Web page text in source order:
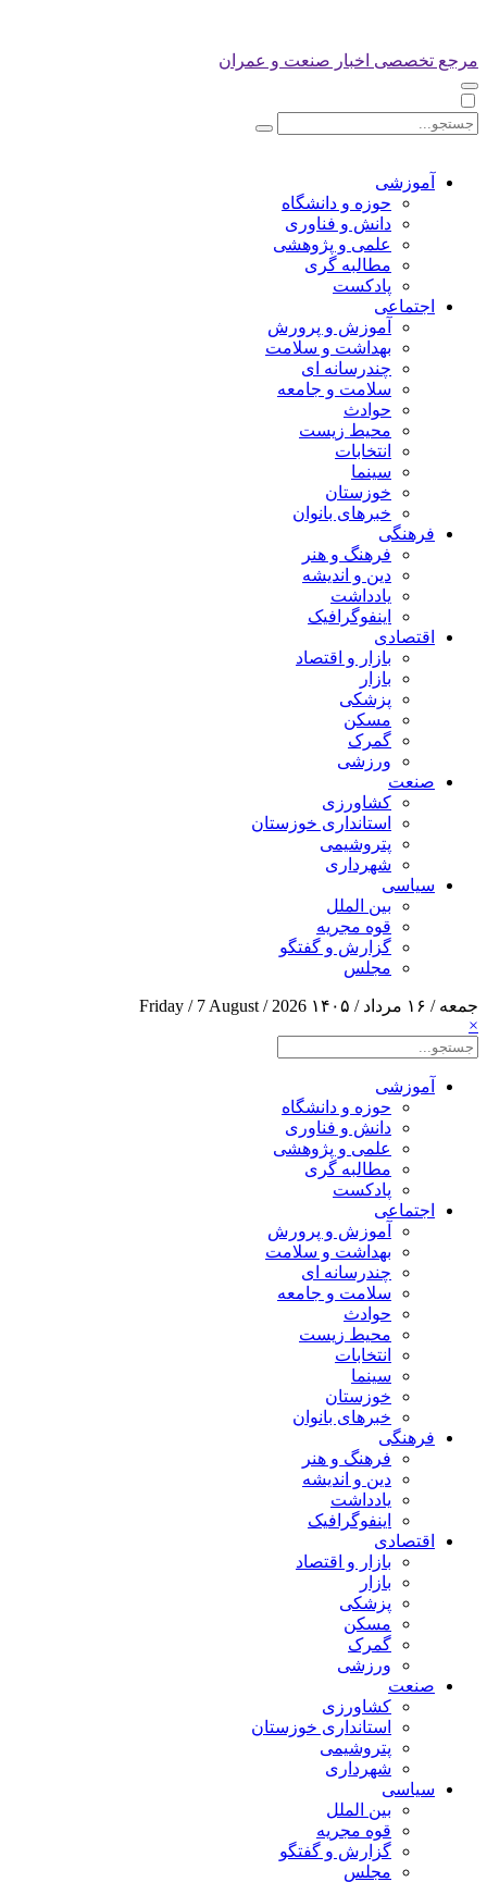
مرجع تخصصی اخبار صنعت و عمران
آموزشی
حوزه و دانشگاه
دانش و فناوری
علمی و پژوهشی
مطالبه گری
پادکست
اجتماعی
آموزش و پرورش
بهداشت و سلامت
چندرسانه ای
سلامت و جامعه
حوادث
محیط زیست
انتخابات
سینما
خوزستان
خبرهای بانوان
فرهنگی
فرهنگ و هنر
دین و اندیشه
یادداشت
اینفوگرافیک
اقتصادی
بازار و اقتصاد
بازار
پزشکی
مسکن
گمرک
ورزشی
صنعت
کشاورزی
استانداری خوزستان
پتروشیمی
شهرداری
سیاسی
بین الملل
قوه مجریه
گزارش و گفتگو
مجلس
جمعه / ۱۶ مرداد / ۱۴۰۵
Friday / 7 August / 2026
×
آموزشی
حوزه و دانشگاه
دانش و فناوری
علمی و پژوهشی
مطالبه گری
پادکست
اجتماعی
آموزش و پرورش
بهداشت و سلامت
چندرسانه ای
سلامت و جامعه
حوادث
محیط زیست
انتخابات
سینما
خوزستان
خبرهای بانوان
فرهنگی
فرهنگ و هنر
دین و اندیشه
یادداشت
اینفوگرافیک
اقتصادی
بازار و اقتصاد
بازار
پزشکی
مسکن
گمرک
ورزشی
صنعت
کشاورزی
استانداری خوزستان
پتروشیمی
شهرداری
سیاسی
بین الملل
قوه مجریه
گزارش و گفتگو
مجلس